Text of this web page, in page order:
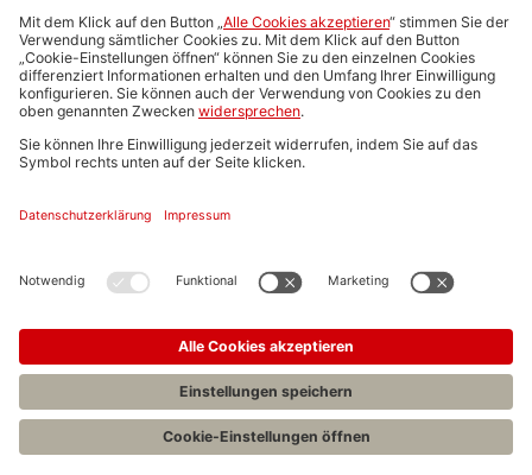
Produktübersicht
ALLGEMEIN
FAQs
Impressum
Stellenangebote C.H.BECK
Entwickelt durchJobiqo